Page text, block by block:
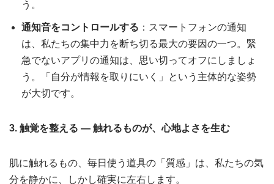
う。
通知音をコントロールする ：スマートフォンの通知
は、私たちの集中力を断ち切る最大の要因の一つ。緊
急でないアプリの通知は、思い切ってオフにしましょ
う。「自分が情報を取りにいく」という主体的な姿勢
が大切です。
3. 触覚を整える ― 触れるものが、心地よさを生む
肌に触れるもの、毎日使う道具の「質感」は、私たちの気
分を静かに、しかし確実に左右します。